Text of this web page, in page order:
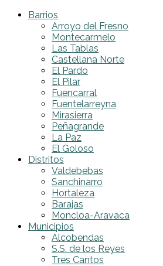
Barrios
Arroyo del Fresno
Montecarmelo
Las Tablas
Castellana Norte
El Pardo
El Pilar
Fuencarral
Fuentelarreyna
Mirasierra
Peñagrande
La Paz
El Goloso
Distritos
Valdebebas
Sanchinarro
Hortaleza
Barajas
Moncloa-Aravaca
Municipios
Alcobendas
S.S. de los Reyes
Tres Cantos